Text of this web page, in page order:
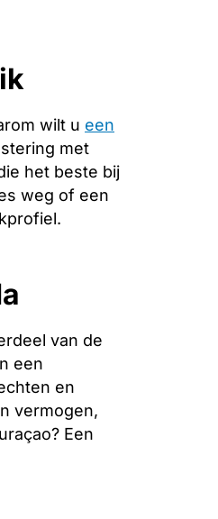
wilt u een
met
het beste bij
weg of een
van de
een
en
vermogen,
Een